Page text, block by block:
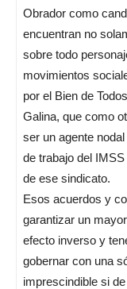
Obrador como
encuentran no
sobre todo
movimientos
por el Bien de
Galina, que como
ser un agente
de trabajo del
de ese sindicato.
Esos acuerdos y
garantizar un
efecto inverso y
gobernar con una
imprescindible si